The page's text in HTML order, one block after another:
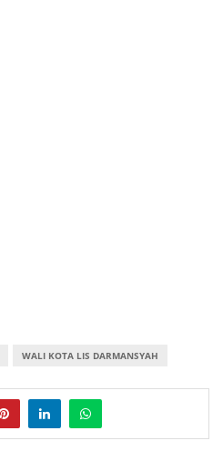
WALI KOTA LIS DARMANSYAH